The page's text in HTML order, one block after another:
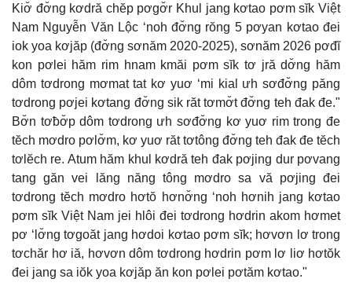
Kiơ̆ đơ̆ng kơdră chĕp pơgơ̆r Khul jang kơtao pơm sĭk Việt
Nam Nguyễn Văn Lộc ‘noh đơ̆ng rŏng 5 pơyan kơtao đei
iok yoa kơjăp (đơ̆ng sơnăm 2020-2025), sơnăm 2026 pơđĭ
kon pơlei hăm rim hnam kmăi pơm sĭk tơ jră dơ̆ng hăm
dôm tơdrong mơmat tat kơ yuơ ‘mi kial ưh sơđơ̆ng păng
tơdrong pơjei kơtang đơ̆ng sik răt tơmơ̆t đơ̆ng teh đak đe."
Bơ̆n tơƀơ̆p dôm tơdrong ưh sơđơ̆ng kơ yuơ rim trong đe
tĕch mơdro pơlơ̆m, kơ yuơ răt tơtông đơ̆ng teh đak đe tĕch
tơlĕch re. Atum hăm khul kơdră teh đak pơjing dur pơvang
tang găn vei lăng năng tông mơdro sa vă pơjing đei
tơdrong tĕch mơdro hơtŏ hơnơ̆ng ‘noh hơnih jang kơtao
pơm sĭk Việt Nam jei hlôi đei tơdrong hơdrin akom hơmet
pơ ‘lơ̆ng tơgoăt jang hơdoi kơtao pơm sĭk; hơvơn lơ trong
tơchăr hơ iă, hơvơn dôm tơdrong hơdrin pơm lơ liơ hơtŏk
đei jang sa iŏk yoa kơjăp ăn kon pơlei pơtăm kơtao."